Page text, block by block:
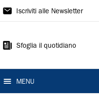
Gazzetta
Reggio
Iscriviti alle Newsletter
Sfoglia il quotidiano
MENU